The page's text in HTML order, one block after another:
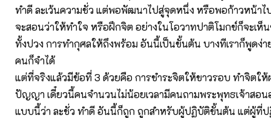
ทำดี ละเว้นความชั่ว แต่พอพัฒนาไปสู่จุดหนึ่ง หรือพอก้าวหน้า
จะสอนว่าให้ทำใจ หรือฝึกจิต อย่างในโอวาทปาติโมกข์ก็จะเห็
ทั้งปวง การทำกุศลให้ถึงพร้อม อันนี้เป็นขั้นต้น บางทีเราก็พูดง่า
คนก็จำได้
แต่ที่จริงแล้วมีข้อที่ 3 ด้วยคือ การชำระจิตให้ขาวรอบ ทำจิตให้
ปัญญา เดี๋ยวนี้คนจำนวนไม่น้อยเวลามีคนถามพระพุทธเจ้าสอน
แบบนี้ว่า ละชั่ว ทำดี อันนี้ก็ถูก ถูกสำหรับผู้ปฏิบัติขั้นต้น แต่ผู้ที่